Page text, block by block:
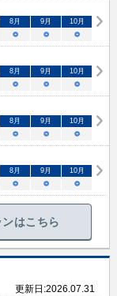
8 月 9 月 10月
○ ○ ○
8 月 9 月 10月
○ ○ ○
8 月 9 月 10月
○ ○ ○
8 月 9 月 10月
○ ○ ○
はこちら
更新日:2026.07.31